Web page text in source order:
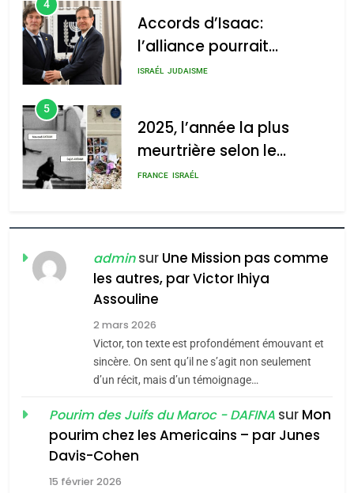
2025, l’année la plus
meurtrière selon le rapport
d’ADL contre
l’antisémitisme
admin 0
4
Accords d’Isaac:
l’alliance pourrait
s’étendre à 13 pays
ISRAÉL JUDAISME
5
2025, l’année la plus
meurtrière selon le
rapport d’ADL contre
FRANCE ISRAÉL
FIÈRE, DIGNE ET RÉSILIENTE :
POURQUOI JE REVENDIQUE
MA JUDAÏTE par Thérèse
Zrihen-Dvir
ISRAÉL JUDAISME
CE QUI NOUS MANQUE –
Jacques Hadida
JUDAISME
Maroc : Les amandes de
Tafraout, le miel de Tadla
adminsur Une Mission pas comme
les autres, par Victor Ihiya
Assouline
2 mars 2026
Victor, ton texte est profondément émouvant et
sincère. On sent qu’il ne s’agit non seulement
d’un récit, mais d’un témoignage…
Pourim des Juifs du Maroc - DAFINA sur Mon
pourim chez les Americains – par Junes
Davis-Cohen
15 février 2026